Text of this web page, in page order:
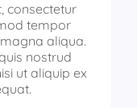
consectetur
tempor
aliqua.
nostrud
ut aliquip ex